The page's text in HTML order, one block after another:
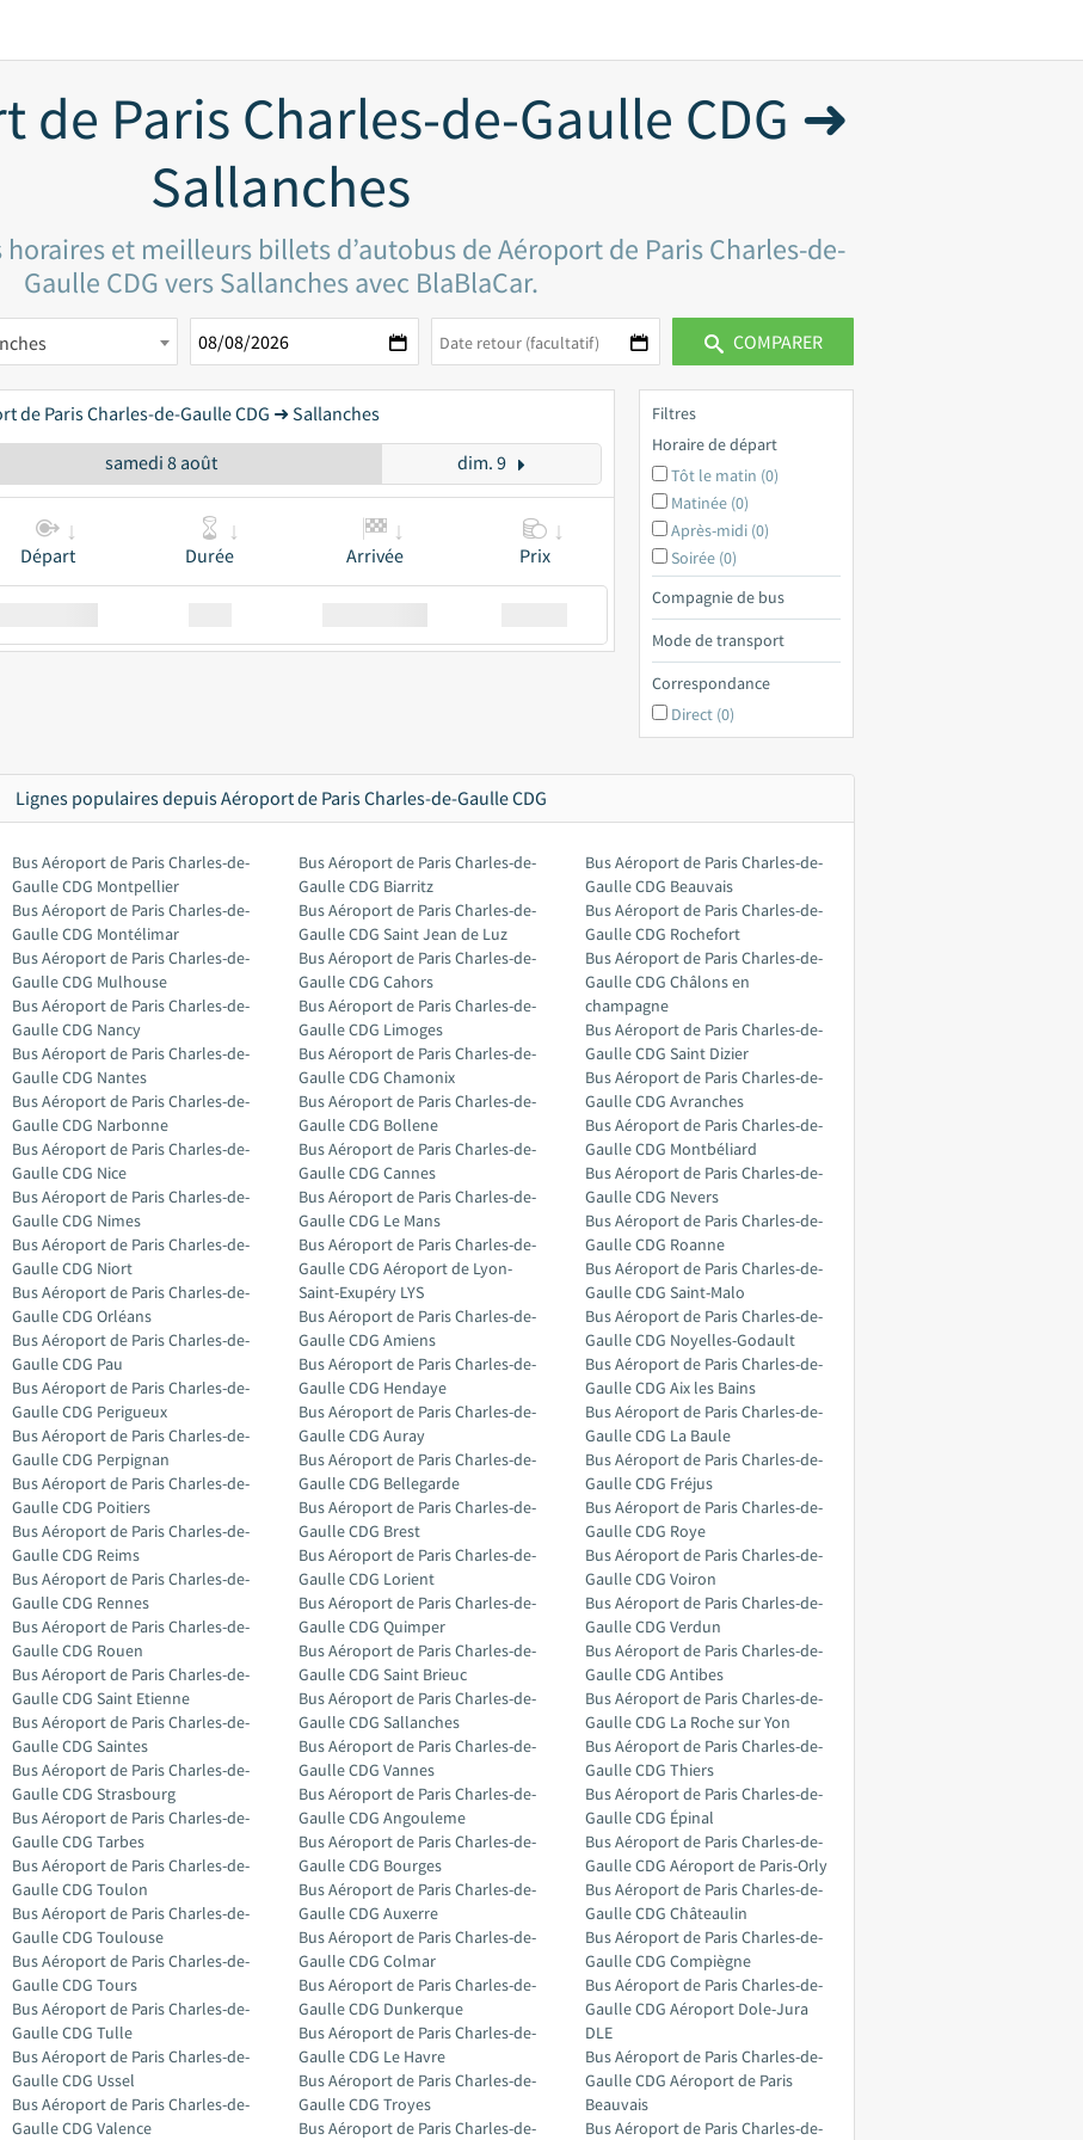
de Paris Charles-de-Gaulle CDG ➜
Sallanches
et meilleurs billets d’autobus de Aéroport de Paris Charles-de-
Gaulle CDG vers Sallanches avec BlaBlaCar.
COMPARER
de Paris Charles-de-Gaulle CDG ➜ Sallanches
samedi 8 août dim. 9
Départ Durée Arrivée Prix
Filtres
Horaire de départ
Tôt le matin (0)
Matinée (0)
Après-midi (0)
Soirée (0)
Compagnie de bus
Mode de transport
Correspondance
Direct (0)
Lignes populaires depuis Aéroport de Paris Charles-de-Gaulle CDG
Bus Aéroport de Paris Charles-de-
Gaulle CDG Montpellier
Bus Aéroport de Paris Charles-de-
Gaulle CDG Montélimar
Bus Aéroport de Paris Charles-de-
Gaulle CDG Mulhouse
Bus Aéroport de Paris Charles-de-
Gaulle CDG Nancy
Bus Aéroport de Paris Charles-de-
Gaulle CDG Nantes
Bus Aéroport de Paris Charles-de-
Gaulle CDG Narbonne
Bus Aéroport de Paris Charles-de-
Gaulle CDG Nice
Bus Aéroport de Paris Charles-de-
Gaulle CDG Nimes
Bus Aéroport de Paris Charles-de-
Gaulle CDG Niort
Bus Aéroport de Paris Charles-de-
Gaulle CDG Orléans
Bus Aéroport de Paris Charles-de-
Gaulle CDG Pau
Bus Aéroport de Paris Charles-de-
Gaulle CDG Perigueux
Bus Aéroport de Paris Charles-de-
Gaulle CDG Perpignan
Bus Aéroport de Paris Charles-de-
Gaulle CDG Poitiers
Bus Aéroport de Paris Charles-de-
Gaulle CDG Reims
Bus Aéroport de Paris Charles-de-
Gaulle CDG Rennes
Bus Aéroport de Paris Charles-de-
Gaulle CDG Rouen
Bus Aéroport de Paris Charles-de-
Gaulle CDG Saint Etienne
Bus Aéroport de Paris Charles-de-
Gaulle CDG Saintes
Bus Aéroport de Paris Charles-de-
Gaulle CDG Strasbourg
Bus Aéroport de Paris Charles-de-
Gaulle CDG Tarbes
Bus Aéroport de Paris Charles-de-
Gaulle CDG Toulon
Bus Aéroport de Paris Charles-de-
Gaulle CDG Toulouse
Bus Aéroport de Paris Charles-de-
Gaulle CDG Tours
Bus Aéroport de Paris Charles-de-
Gaulle CDG Tulle
Bus Aéroport de Paris Charles-de-
Gaulle CDG Ussel
Bus Aéroport de Paris Charles-de-
Gaulle CDG Valence
Bus Aéroport de Paris Charles-de-
Gaulle CDG Biarritz
Bus Aéroport de Paris Charles-de-
Gaulle CDG Saint Jean de Luz
Bus Aéroport de Paris Charles-de-
Gaulle CDG Cahors
Bus Aéroport de Paris Charles-de-
Gaulle CDG Limoges
Bus Aéroport de Paris Charles-de-
Gaulle CDG Chamonix
Bus Aéroport de Paris Charles-de-
Gaulle CDG Bollene
Bus Aéroport de Paris Charles-de-
Gaulle CDG Cannes
Bus Aéroport de Paris Charles-de-
Gaulle CDG Le Mans
Bus Aéroport de Paris Charles-de-
Gaulle CDG Aéroport de Lyon-
Saint-Exupéry LYS
Bus Aéroport de Paris Charles-de-
Gaulle CDG Amiens
Bus Aéroport de Paris Charles-de-
Gaulle CDG Hendaye
Bus Aéroport de Paris Charles-de-
Gaulle CDG Auray
Bus Aéroport de Paris Charles-de-
Gaulle CDG Bellegarde
Bus Aéroport de Paris Charles-de-
Gaulle CDG Brest
Bus Aéroport de Paris Charles-de-
Gaulle CDG Lorient
Bus Aéroport de Paris Charles-de-
Gaulle CDG Quimper
Bus Aéroport de Paris Charles-de-
Gaulle CDG Saint Brieuc
Bus Aéroport de Paris Charles-de-
Gaulle CDG Sallanches
Bus Aéroport de Paris Charles-de-
Gaulle CDG Vannes
Bus Aéroport de Paris Charles-de-
Gaulle CDG Angouleme
Bus Aéroport de Paris Charles-de-
Gaulle CDG Bourges
Bus Aéroport de Paris Charles-de-
Gaulle CDG Auxerre
Bus Aéroport de Paris Charles-de-
Gaulle CDG Colmar
Bus Aéroport de Paris Charles-de-
Gaulle CDG Dunkerque
Bus Aéroport de Paris Charles-de-
Gaulle CDG Le Havre
Bus Aéroport de Paris Charles-de-
Gaulle CDG Troyes
Bus Aéroport de Paris Charles-de-
Bus Aéroport de Paris Charles-de-
Gaulle CDG Beauvais
Bus Aéroport de Paris Charles-de-
Gaulle CDG Rochefort
Bus Aéroport de Paris Charles-de-
Gaulle CDG Châlons en
champagne
Bus Aéroport de Paris Charles-de-
Gaulle CDG Saint Dizier
Bus Aéroport de Paris Charles-de-
Gaulle CDG Avranches
Bus Aéroport de Paris Charles-de-
Gaulle CDG Montbéliard
Bus Aéroport de Paris Charles-de-
Gaulle CDG Nevers
Bus Aéroport de Paris Charles-de-
Gaulle CDG Roanne
Bus Aéroport de Paris Charles-de-
Gaulle CDG Saint-Malo
Bus Aéroport de Paris Charles-de-
Gaulle CDG Noyelles-Godault
Bus Aéroport de Paris Charles-de-
Gaulle CDG Aix les Bains
Bus Aéroport de Paris Charles-de-
Gaulle CDG La Baule
Bus Aéroport de Paris Charles-de-
Gaulle CDG Fréjus
Bus Aéroport de Paris Charles-de-
Gaulle CDG Roye
Bus Aéroport de Paris Charles-de-
Gaulle CDG Voiron
Bus Aéroport de Paris Charles-de-
Gaulle CDG Verdun
Bus Aéroport de Paris Charles-de-
Gaulle CDG Antibes
Bus Aéroport de Paris Charles-de-
Gaulle CDG La Roche sur Yon
Bus Aéroport de Paris Charles-de-
Gaulle CDG Thiers
Bus Aéroport de Paris Charles-de-
Gaulle CDG Épinal
Bus Aéroport de Paris Charles-de-
Gaulle CDG Aéroport de Paris-Orly
Bus Aéroport de Paris Charles-de-
Gaulle CDG Châteaulin
Bus Aéroport de Paris Charles-de-
Gaulle CDG Compiègne
Bus Aéroport de Paris Charles-de-
Gaulle CDG Aéroport Dole-Jura
DLE
Bus Aéroport de Paris Charles-de-
Gaulle CDG Aéroport de Paris
Beauvais
Bus Aéroport de Paris Charles-de-